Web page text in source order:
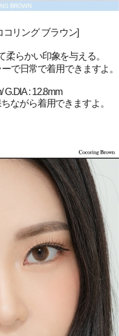
コリング ブラウン]
らかい印象を与える。
で日常で着用できますよ。
G.DIA : 12.8mm
ながら着用できますよ。